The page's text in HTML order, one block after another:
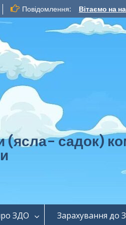
Повідомлення: Вітаємо на
(ясла- садок)
ЗДО Зарахування до